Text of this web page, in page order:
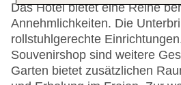
Das Hotel bietet eine Reihe
Annehmlichkeiten. Die
rollstuhlgerechte
Souvenirshop sind weitere
Garten bietet zusätzlichen